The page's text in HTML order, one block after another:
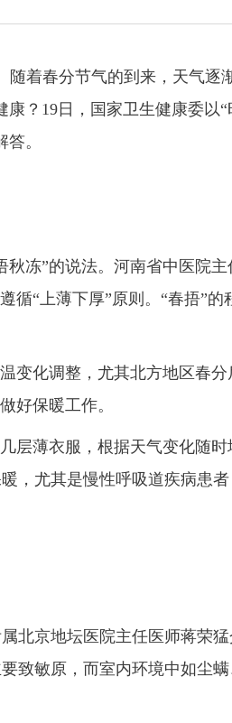
着春分节气的到来，天气逐
？19日，国家卫生健康委以
。
冻”的说法。河南省中医院主
循“上薄下厚”原则。“春捂”的
化调整，尤其北方地区春分
好保暖工作。
薄衣服，根据天气变化随时
，尤其是慢性呼吸道疾病患
京地坛医院主任医师蒋荣猛
致敏原，而室内环境中如尘螨